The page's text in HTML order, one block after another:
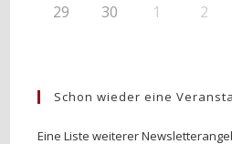
29 30 1 2
Schon wieder eine
Eine Liste weiterer